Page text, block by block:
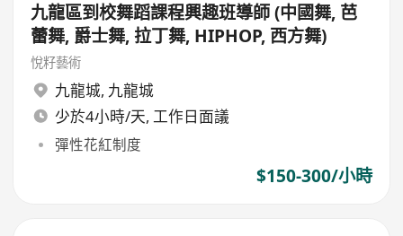
九龍區到校舞蹈課程興趣班導師 (中國舞, 芭
蕾舞, 爵士舞, 拉丁舞, HIPHOP, 西方舞)
悅籽藝術
九龍城, 九龍城
少於4小時/天, 工作日面議
彈性花紅制度
$150-300/小時